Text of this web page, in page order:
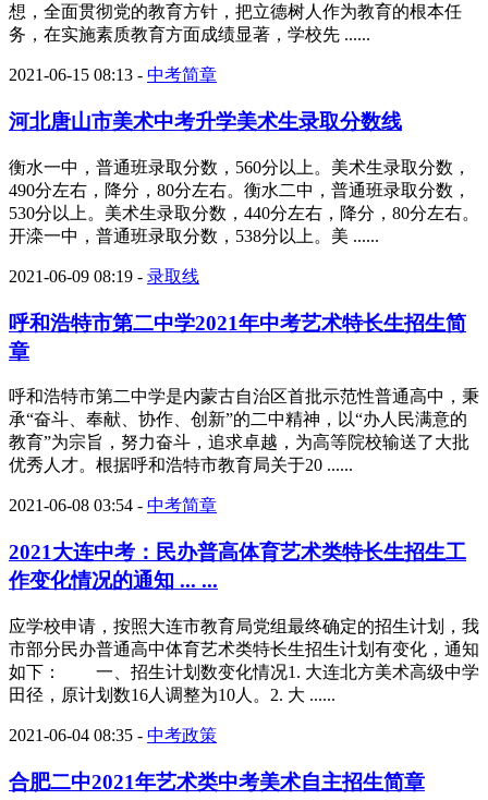
想，全面贯彻党的教育方针，把立德树人作为教育的根本任
务，在实施素质教育方面成绩显著，学校先 ......
2021-06-15 08:13 - 中考简章
河北唐山市美术中考升学美术生录取分数线
衡水一中，普通班录取分数，560分以上。美术生录取分数，
490分左右，降分，80分左右。衡水二中，普通班录取分数，
530分以上。美术生录取分数，440分左右，降分，80分左右。
开滦一中，普通班录取分数，538分以上。美 ......
2021-06-09 08:19 - 录取线
呼和浩特市第二中学2021年中考艺术特长生招生简
章
呼和浩特市第二中学是内蒙古自治区首批示范性普通高中，秉
承“奋斗、奉献、协作、创新”的二中精神，以“办人民满意的
教育”为宗旨，努力奋斗，追求卓越，为高等院校输送了大批
优秀人才。根据呼和浩特市教育局关于20 ......
2021-06-08 03:54 - 中考简章
2021大连中考：民办普高体育艺术类特长生招生工
作变化情况的通知 ... ...
应学校申请，按照大连市教育局党组最终确定的招生计划，我
市部分民办普通高中体育艺术类特长生招生计划有变化，通知
如下： 一、招生计划数变化情况1. 大连北方美术高级中学
田径，原计划数16人调整为10人。2. 大 ......
2021-06-04 08:35 - 中考政策
合肥二中2021年艺术类中考美术自主招生简章